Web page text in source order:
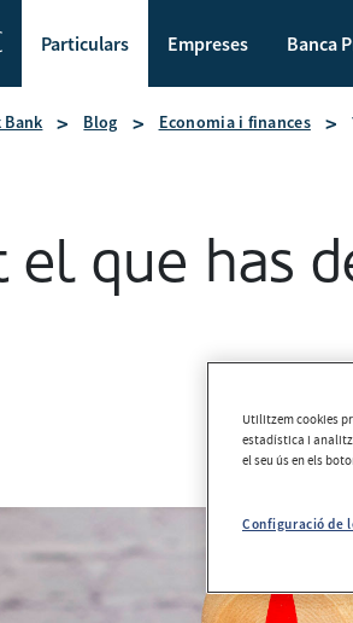
Particulars Empreses Banca
Blog Economia i finances
el que has
Utilitzem cookies
estadística i
el seu ús en els
Configuració de